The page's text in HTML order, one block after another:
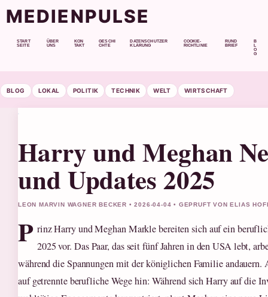
MEDIENPULSE
START
SEITE
ÜBER
UNS
KON
TAKT
GESCHI
CHTE
DATENSCHUTZER
KLÄRUNG
COOKIE-
RICHTLINIE
RUND
BRIEF
B
O
G
BLOG LOKAL POLITIK TECHNIK WELT WIRTSCHAFT
Harry und Meghan
und Updates 2025
LEON MARVIN WAGNER BECKER • 2026-04-04 • GEPRUFT VON ELIAS
P rinz Harry und Meghan Markle bereiten sich auf ein
2025 vor. Das Paar, das seit fünf Jahren in den USA lebt,
während die Spannungen mit der königlichen Familie
auf getrennte berufliche Wege hin: Während sich Harry auf die